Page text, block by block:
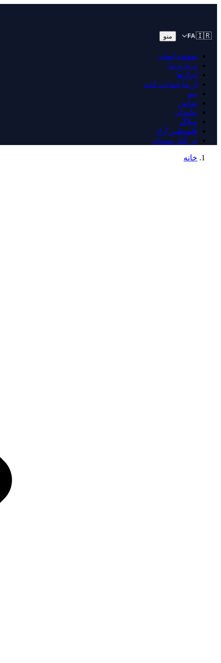
🇮🇷
FA منو
صفحه اصلی
درباره ما
ابزارها
از ما حمایت کنید
تیم
تماس
حامیان
وبلاگ
فلسطین آزاد
در کنار سودان
خانه